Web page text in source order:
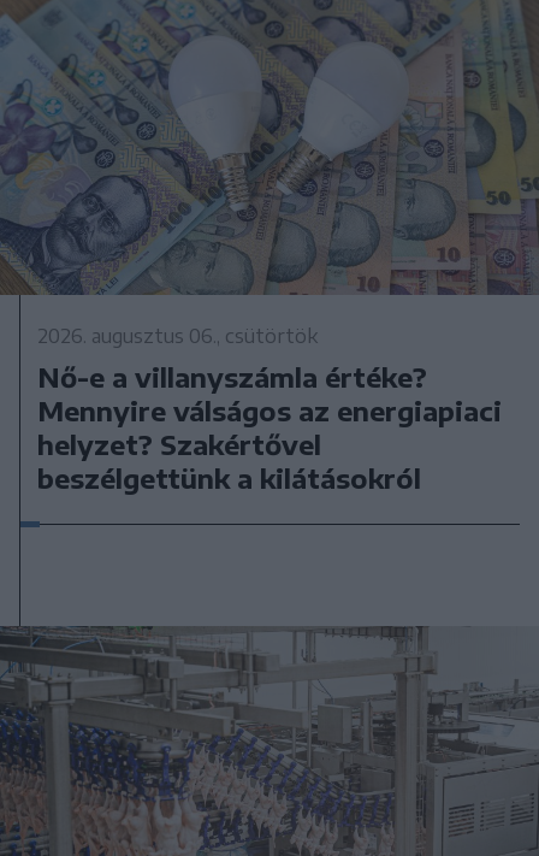
2026. augusztus 06., csütörtök
Nő-e a villanyszámla értéke?
Mennyire válságos az energiapiaci
helyzet? Szakértővel
beszélgettünk a kilátásokról